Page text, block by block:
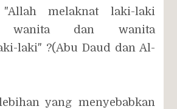
melaknat laki-laki
wanita dan wanita
laki" ?(Abu Daud dan Al-
yang menyebabkan